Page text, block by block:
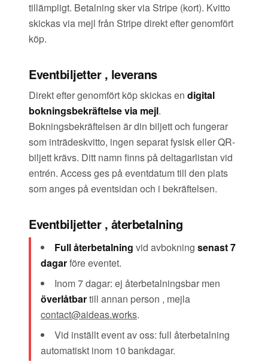
tillämpligt. Betalning sker via Stripe (kort). Kvitto
skickas via mejl från Stripe direkt efter genomfört
köp.
Eventbiljetter , leverans
Direkt efter genomfört köp skickas en digital
bokningsbekräftelse via mejl.
Bokningsbekräftelsen är din biljett och fungerar
som inträdeskvitto, ingen separat fysisk eller QR-
biljett krävs. Ditt namn finns på deltagarlistan vid
entrén. Access ges på eventdatum till den plats
som anges på eventsidan och i bekräftelsen.
Eventbiljetter , återbetalning
Full återbetalning vid avbokning senast 7
dagarföre eventet.
Inom 7 dagar: ej återbetalningsbar men
överlåtbartill annan person , mejla
contact@aideas.works.
Vid inställt event av oss: full återbetalning
automatiskt inom 10 bankdagar.